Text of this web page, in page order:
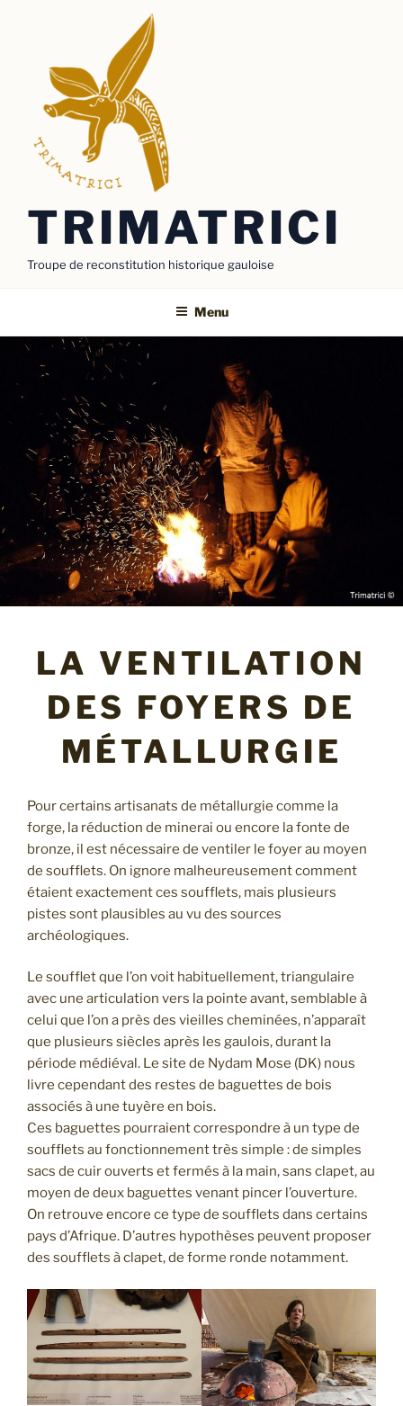
principal
TRIMATRICI
Troupe de reconstitution historique gauloise
Menu
LA VENTILATION
DES FOYERS DE
MÉTALLURGIE
Pour certains artisanats de métallurgie comme la
forge, la réduction de minerai ou encore la fonte de
bronze, il est nécessaire de ventiler le foyer au moyen
de soufflets. On ignore malheureusement comment
étaient exactement ces soufflets, mais plusieurs
pistes sont plausibles au vu des sources
archéologiques.
Le soufflet que l’on voit habituellement, triangulaire
avec une articulation vers la pointe avant, semblable à
celui que l’on a près des vieilles cheminées, n’apparaît
que plusieurs siècles après les gaulois, durant la
période médiéval. Le site de Nydam Mose (DK) nous
livre cependant des restes de baguettes de bois
associés à une tuyère en bois.
Ces baguettes pourraient correspondre à un type de
soufflets au fonctionnement très simple : de simples
sacs de cuir ouverts et fermés à la main, sans clapet, au
moyen de deux baguettes venant pincer l’ouverture.
On retrouve encore ce type de soufflets dans certains
pays d’Afrique. D’autres hypothèses peuvent proposer
des soufflets à clapet, de forme ronde notamment.